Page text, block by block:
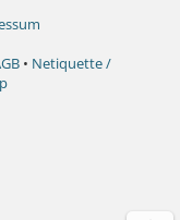
• Netiquette /